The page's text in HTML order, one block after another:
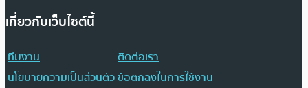
เกี่ยวกับเว็บไซต์นี้
ทีมงาน
ติดต่อเรา
นโยบายความเป็นส่วนตัวข้อตกลงในการใช้งาน